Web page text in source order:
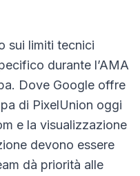
sui limiti tecnici
durante l’AMA
Dove Google offre
di PixelUnion oggi
e la visualizzazione
devono essere
dà priorità alle